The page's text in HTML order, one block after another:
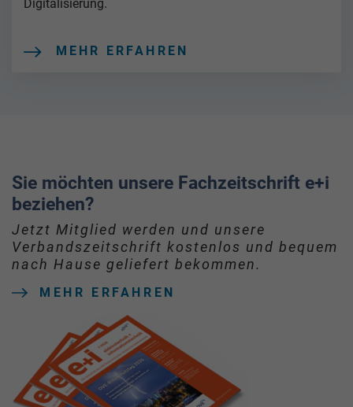
Digitalisierung.
MEHR ERFAHREN
Sie möchten unsere Fachzeitschrift e+i
beziehen?
Jetzt Mitglied werden und unsere
Verbandszeitschrift kostenlos und bequem
nach Hause geliefert bekommen.
MEHR ERFAHREN